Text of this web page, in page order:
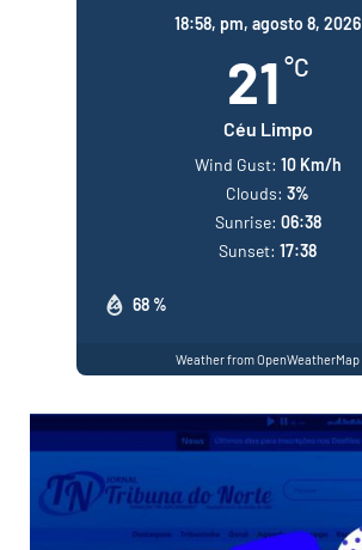
18:58, pm, agosto 8, 2026
21 °C
Céu Limpo
68 %
Wind Gust: 10 Km/h
Clouds: 3%
Sunrise: 06:38
Sunset: 17:38
Weather from OpenWeatherMap